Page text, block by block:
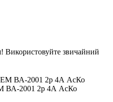
Використовуйте звичайний
ВА-2001 2р 4А АсКо